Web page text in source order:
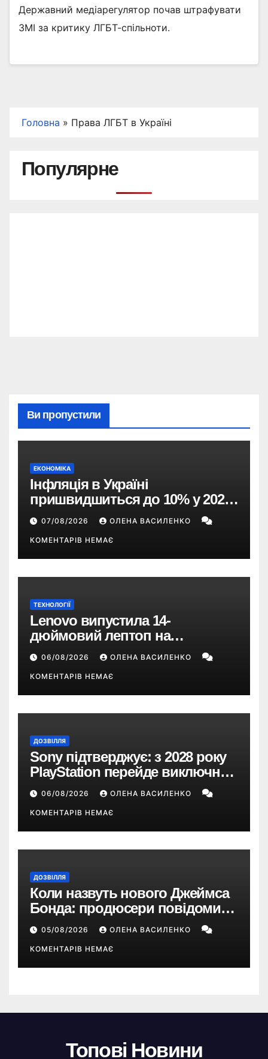
Державний медіарегулятор почав штрафувати
ЗМІ за критику ЛГБТ-спільноти.
Головна » Права ЛГБТ в Україні
Популярне
Ви пропустили
ЕКОНОМІКА
Інфляція в Україні
пришвидшиться до 10% у 2026
році — прогноз НБУ
07/08/2026 ОЛЕНА ВАСИЛЕНКО
КОМЕНТАРІВ НЕМАЄ
ТЕХНОЛОГІЇ
Lenovo випустила 14-
дюймовий лептоп на
Snapdragon X2 з автономністю
понад 33 години
06/08/2026 ОЛЕНА ВАСИЛЕНКО
КОМЕНТАРІВ НЕМАЄ
ДОЗВІЛЛЯ
Sony підтверджує: з 2028 року
PlayStation перейде виключно
на цифрові ігри
06/08/2026 ОЛЕНА ВАСИЛЕНКО
КОМЕНТАРІВ НЕМАЄ
ДОЗВІЛЛЯ
Коли назвуть нового Джеймса
Бонда: продюсери повідомили
про терміни кастингу
05/08/2026 ОЛЕНА ВАСИЛЕНКО
КОМЕНТАРІВ НЕМАЄ
Топові Новини